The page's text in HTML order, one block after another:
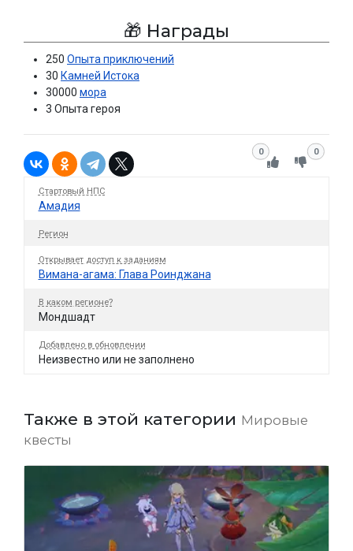
🎁 Награды
250 Опыта приключений
30 Камней Истока
30000 мора
3 Опыта героя
0 0
Стартовый НПС
Амадия
Регион
Открывает доступ к заданиям
Вимана-агама: Глава Роинджана
В каком регионе?
Мондшадт
Добавлено в обновлении
Неизвестно или не заполнено
Также в этой категории Мировые
квесты